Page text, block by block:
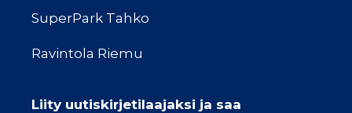
SuperPark Tahko
Ravintola Riemu
Liity uutiskirjetilaajaksi ja saa